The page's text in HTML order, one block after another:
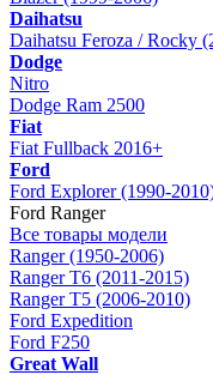
Daihatsu
Daihatsu Feroza / Rocky
Dodge
Nitro
Dodge Ram 2500
Fiat
Fiat Fullback 2016+
Ford
Ford Explorer (1990-
Ford Ranger
Все товары модели
Ranger (1950-2006)
Ranger T6 (2011-2015)
Ranger T5 (2006-2010)
Ford Expedition
Ford F250
Great Wall